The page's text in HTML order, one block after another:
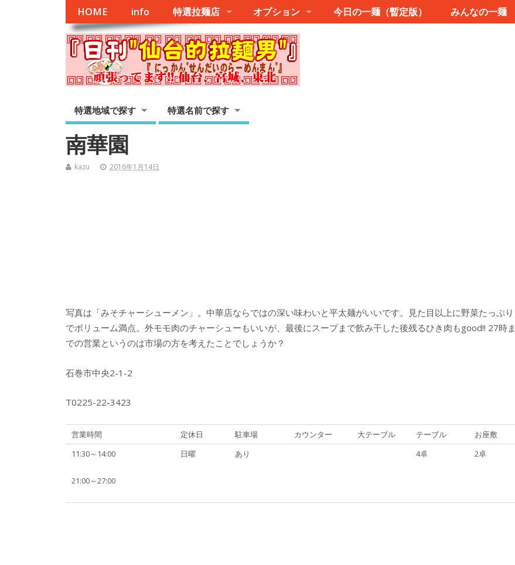
HOME info 特選拉麺店 オプション 今日の一麺（暫定版） みんなの一麺
特選地域で探す 特選名前で探す
南華園
kazu 2016年1月14日
写真は「みそチャーシューメン」。中華店ならではの深い味わいと平太麺がいいです。見た目以上に野菜たっぷり
でボリューム満点。外モモ肉のチャーシューもいいが、最後にスープまで飲み干した後残るひき肉もgood!! 27時ま
での営業というのは市場の方を考えたことでしょうか？
石巻市中央2-1-2
T0225-22-3423
営業時間 定休日 駐車場 カウンター 大テーブル テーブル
お座敷
11:30～14:00
21:00～27:00
日曜 あり 4卓 2卓